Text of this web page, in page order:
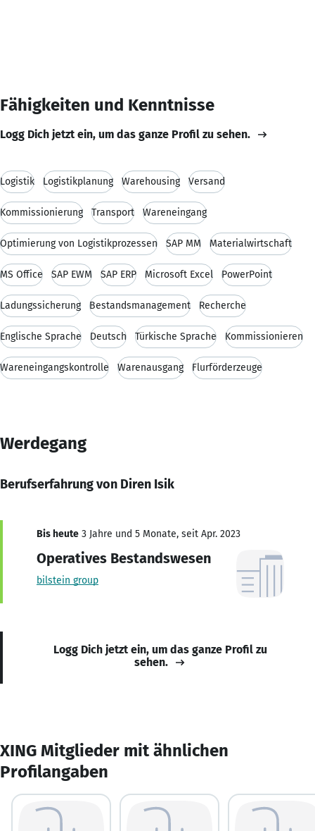
Fähigkeiten und Kenntnisse
Logg Dich jetzt ein, um das ganze Profil zu sehen.
Logistik Logistikplanung Warehousing Versand
Kommissionierung Transport Wareneingang
Optimierung von Logistikprozessen SAP MM Materialwirtschaft
MS Office SAP EWM SAP ERP Microsoft Excel PowerPoint
Ladungssicherung Bestandsmanagement Recherche
Englische Sprache Deutsch Türkische Sprache Kommissionieren
Wareneingangskontrolle Warenausgang Flurförderzeuge
Werdegang
Berufserfahrung von Diren Isik
Bis heute 3 Jahre und 5 Monate, seit Apr. 2023
Operatives Bestandswesen
bilstein group
Logg Dich jetzt ein, um das ganze Profil zu
sehen.
XING Mitglieder mit ähnlichen
Profilangaben